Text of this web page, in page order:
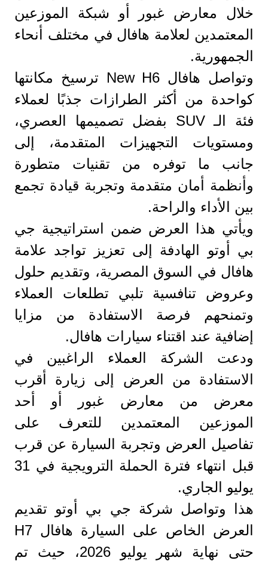
خلال معارض غبور أو شبكة الموزعين
المعتمدين لعلامة هافال في مختلف أنحاء
الجمهورية.
وتواصل هافال New H6 ترسيخ مكانتها
كواحدة من أكثر الطرازات جذبًا لعملاء
فئة الـ SUV بفضل تصميمها العصري،
ومستويات التجهيزات المتقدمة، إلى
جانب ما توفره من تقنيات متطورة
وأنظمة أمان متقدمة وتجربة قيادة تجمع
بين الأداء والراحة.
ويأتي هذا العرض ضمن استراتيجية جي
بي أوتو الهادفة إلى تعزيز تواجد علامة
هافال في السوق المصرية، وتقديم حلول
وعروض تنافسية تلبي تطلعات العملاء
وتمنحهم فرصة الاستفادة من مزايا
إضافية عند اقتناء سيارات هافال.
ودعت الشركة العملاء الراغبين في
الاستفادة من العرض إلى زيارة أقرب
معرض من معارض غبور أو أحد
الموزعين المعتمدين للتعرف على
تفاصيل العرض وتجربة السيارة عن قرب
قبل انتهاء فترة الحملة الترويجية في 31
يوليو الجاري.
هذا وتواصل شركة جي بي أوتو تقديم
العرض الخاص على السيارة هافال H7
حتى نهاية شهر يوليو 2026، حيث تم